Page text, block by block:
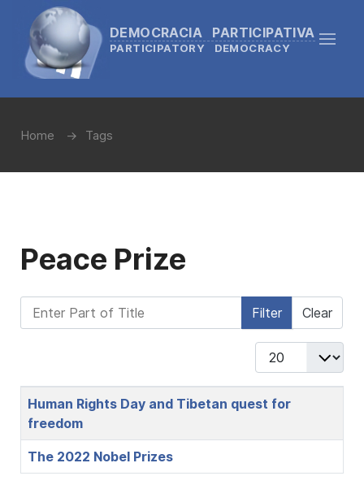
DEMOCRACIA PARTICIPATIVA
PARTICIPATORY DEMOCRACY
Home Tags
Peace Prize
Enter Part of Title Filter Clear
Display #
Title
Human Rights Day and Tibetan quest for
freedom
The 2022 Nobel Prizes